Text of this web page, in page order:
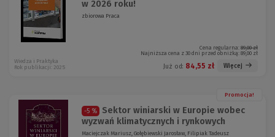
w 2026 roku!
zbiorowa Praca
Cena regularna: 89,00 zł
Najniższa cena z 30 dni przed obniżką: 89,00 zł
Już od: 84,55 zł Więcej
Wiedza i Praktyka
Rok publikacji: 2025
Promocja!
-5 %
Sektor winiarski w Europie wobec
wyzwań klimatycznych i rynkowych
Maciejczak Mariusz, Gołębiewski Jarosław, Filipiak Tadeusz